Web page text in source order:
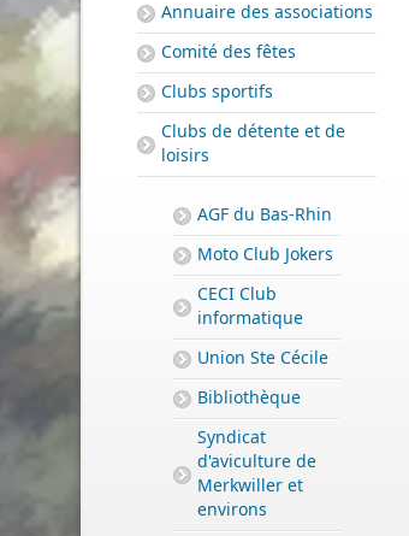
Annuaire des associations
Comité des fêtes
Clubs sportifs
Clubs de détente et de
loisirs
AGF du Bas-Rhin
Moto Club Jokers
CECI Club
informatique
Union Ste Cécile
Bibliothèque
Syndicat
d'aviculture de
Merkwiller et
environs